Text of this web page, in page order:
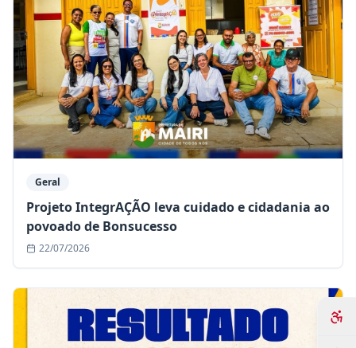
Geral
Projeto IntegrAÇÃO leva cuidado e cidadania ao
povoado de Bonsucesso
22/07/2026